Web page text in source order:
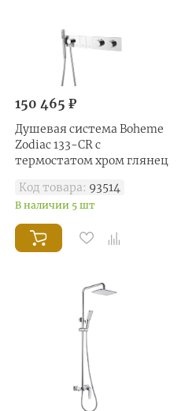
150 465 ₽
Душевая система Boheme
Zodiac 133-CR с
термостатом хром глянец
Код товара: 93514
В наличии 5 шт